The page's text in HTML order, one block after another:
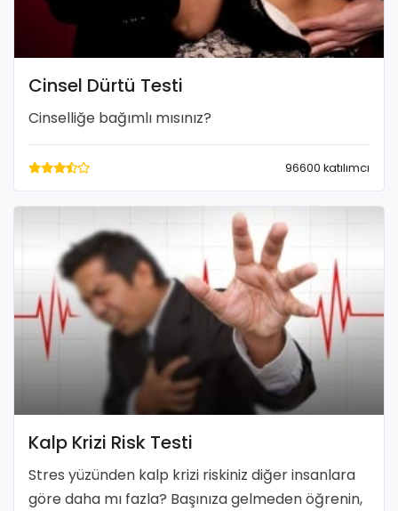
Cinsel Dürtü Testi
Cinselliğe bağımlı mısınız?
96600 katılımcı
Kalp Krizi Risk Testi
Stres yüzünden kalp krizi riskiniz diğer insanlara
göre daha mı fazla? Başınıza gelmeden öğrenin,